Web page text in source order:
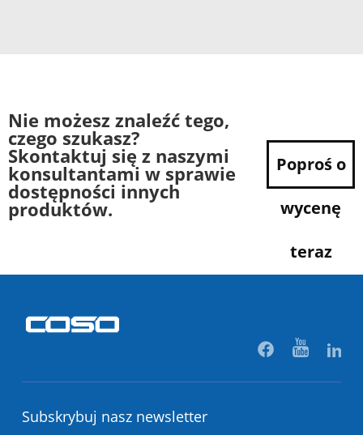
Nie możesz znaleźć tego,
czego szukasz?
Skontaktuj się z naszymi
konsultantami w sprawie
dostępności innych
produktów.
Poproś o
wycenę
teraz
Subskrybuj nasz newsletter